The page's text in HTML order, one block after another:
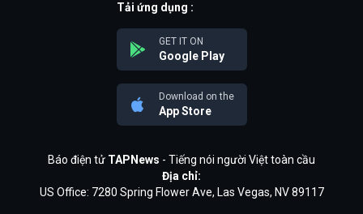
Tải ứng dụng :
GET IT ON
Google Play
Download on the
App Store
Báo điện tử TAPNews - Tiếng nói người Việt toàn cầu
Địa chỉ:
US Office: 7280 Spring Flower Ave, Las Vegas, NV 89117